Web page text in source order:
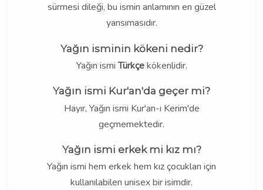
sürmesi dileği, bu ismin anlamının en güzel
yansımasıdır.
Yağın isminin kökeni nedir?
Yağın ismiTürkçekökenlidir.
Yağın ismi Kur'an'da geçer mi?
Hayır, Yağın ismi Kur'an-ı Kerim'de
geçmemektedir.
Yağın ismi erkek mi kız mı?
Yağın ismi hem erkek hem kız çocukları için
kullanılabilen unisex bir isimdir.